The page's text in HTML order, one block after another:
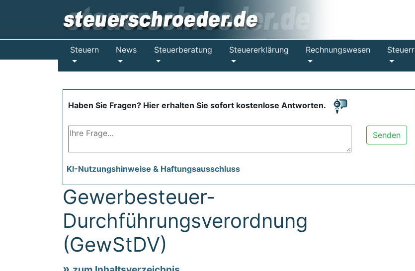
Steuern News Steuerberatung Steuererklärung Rechnungswesen
Haben Sie Fragen? Hier erhalten Sie sofort kostenlose Antworten.
Senden
KI-Nutzungshinweise & Haftungsausschluss
Gewerbesteuer-
Durchführungsverordnung
(GewStDV)